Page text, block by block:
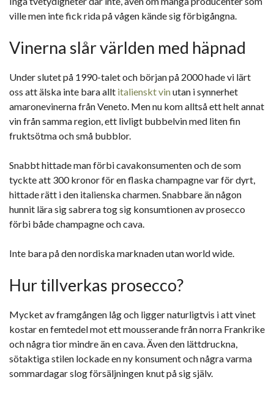
ville men inte fick rida på vågen kände sig förbigångna.
Vinerna slår världen med häpnad
Under slutet på 1990-talet och början på 2000 hade vi lärt
oss att älska inte bara allt italienskt vinutan i synnerhet
amaronevinerna från Veneto. Men nu kom alltså ett helt annat
vin från samma region, ett livligt bubbelvin med liten fin
fruktsötma och små bubblor.
Snabbt hittade man förbi cavakonsumenten och de som
tyckte att 300 kronor för en flaska champagne var för dyrt,
hittade rätt i den italienska charmen. Snabbare än någon
hunnit lära sig sabrera tog sig konsumtionen av prosecco
förbi både champagne och cava.
Inte bara på den nordiska marknaden utan world wide.
Hur tillverkas prosecco?
Mycket av framgången låg och ligger naturligtvis i att vinet
kostar en femtedel mot ett mousserande från norra Frankrike
och några tior mindre än en cava. Även den lättdruckna,
sötaktiga stilen lockade en ny konsument och några varma
sommardagar slog försäljningen knut på sig själv.